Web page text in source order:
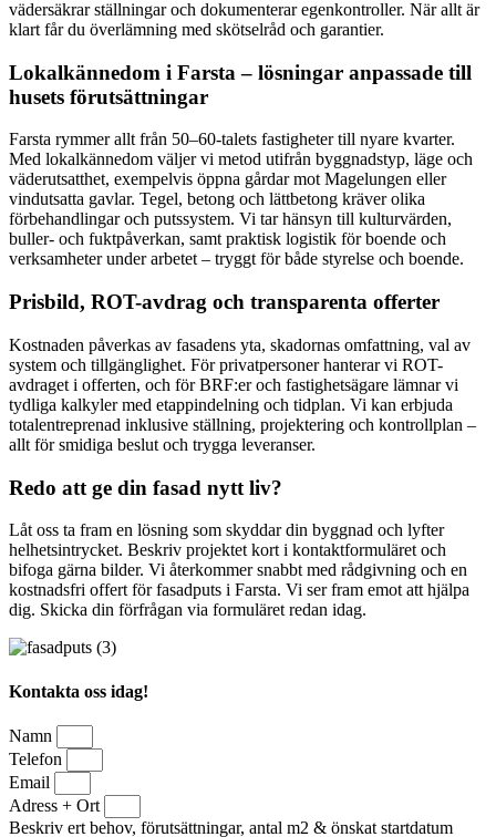
vädersäkrar ställningar och dokumenterar egenkontroller. När allt är
klart får du överlämning med skötselråd och garantier.
Lokalkännedom i Farsta – lösningar anpassade till
husets förutsättningar
Farsta rymmer allt från 50–60-talets fastigheter till nyare kvarter.
Med lokalkännedom väljer vi metod utifrån byggnadstyp, läge och
väderutsatthet, exempelvis öppna gårdar mot Magelungen eller
vindutsatta gavlar. Tegel, betong och lättbetong kräver olika
förbehandlingar och putssystem. Vi tar hänsyn till kulturvärden,
buller- och fuktpåverkan, samt praktisk logistik för boende och
verksamheter under arbetet – tryggt för både styrelse och boende.
Prisbild, ROT-avdrag och transparenta offerter
Kostnaden påverkas av fasadens yta, skadornas omfattning, val av
system och tillgänglighet. För privatpersoner hanterar vi ROT-
avdraget i offerten, och för BRF:er och fastighetsägare lämnar vi
tydliga kalkyler med etappindelning och tidplan. Vi kan erbjuda
totalentreprenad inklusive ställning, projektering och kontrollplan –
allt för smidiga beslut och trygga leveranser.
Redo att ge din fasad nytt liv?
Låt oss ta fram en lösning som skyddar din byggnad och lyfter
helhetsintrycket. Beskriv projektet kort i kontaktformuläret och
bifoga gärna bilder. Vi återkommer snabbt med rådgivning och en
kostnadsfri offert för fasadputs i Farsta. Vi ser fram emot att hjälpa
dig. Skicka din förfrågan via formuläret redan idag.
Kontakta oss idag!
Namn
Telefon
Email
Adress + Ort
Beskriv ert behov, förutsättningar, antal m2 & önskat startdatum